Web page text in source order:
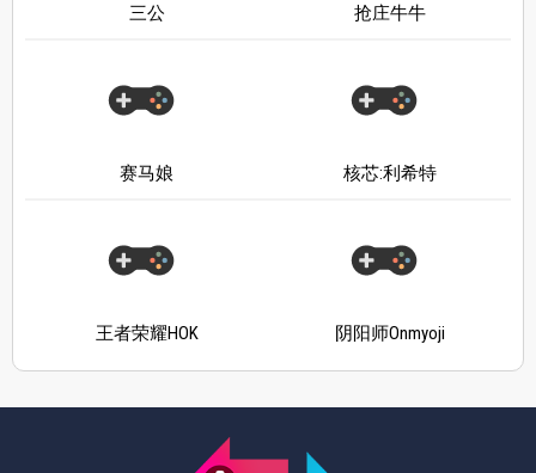
三公 抢庄牛牛
赛马娘 核芯:利希特
王者荣耀HOK 阴阳师Onmyoji